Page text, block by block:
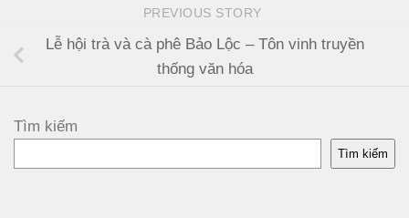
PREVIOUS STORY
Lễ hội trà và cà phê Bảo Lộc – Tôn vinh truyền
thống văn hóa
Tìm kiếm
Tìm kiếm